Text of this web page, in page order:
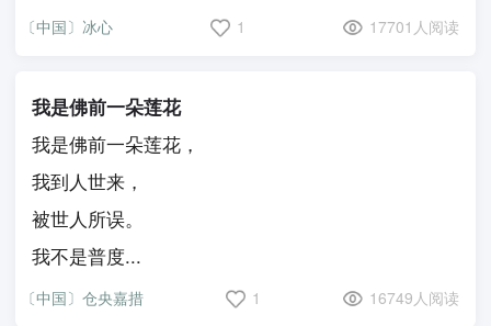
〔中国〕冰心 1 17701人阅读
我是佛前一朵莲花
我是佛前一朵莲花，
我到人世来，
被世人所误。
我不是普度...
〔中国〕仓央嘉措 1 16749人阅读